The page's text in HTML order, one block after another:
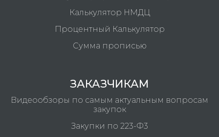
Калькулятор НМДЦ
Процентный Калькулятор
Сумма прописью
ЗАКАЗЧИКАМ
Видеообзоры по самым актуальным вопросам
закупок
Закупки по 223-Ф3